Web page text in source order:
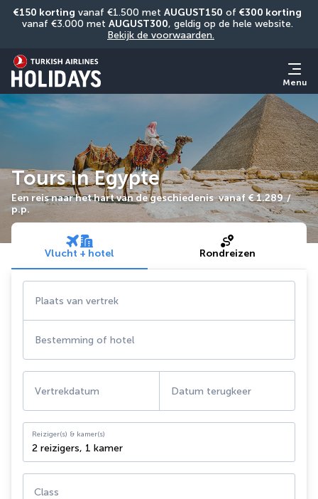
€150 korting vanaf €1.500 met AUGUST150 of €300 korting
vanaf €3.000 met AUGUST300
Bekijk de voorwaarden.
Menu
Tours in Egypte
Een reis naar het hart van de geschiedenis vanaf € 1.289 /
p.p.
Vlucht + hotel Rondreizen
Plaats van vertrek
Bestemming of hotel
Vertrekdatum Datum terugkeer
Reiziger(s) & kamer(s)
2 reizigers, 1 kamer
Class